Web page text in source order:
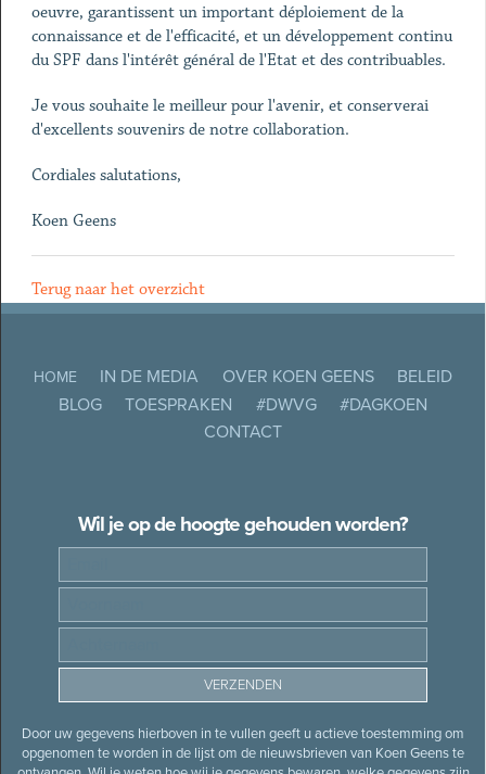
oeuvre, garantissent un important déploiement de la
connaissance et de l'efficacité, et un développement continu
du SPF dans l'intérêt général de l'Etat et des contribuables.
Je vous souhaite le meilleur pour l'avenir, et conserverai
d'excellents souvenirs de notre collaboration.
Cordiales salutations,
Koen Geens
Terug naar het overzicht
HOME IN DE MEDIA OVER KOEN GEENS
BELEID
BLOG
TOESPRAKEN #DWVG
#DAGKOEN
CONTACT
Wil je op de hoogte gehouden worden?
Door uw gegevens hierboven in te vullen geeft u actieve toestemming om
opgenomen te worden in de lijst om de nieuwsbrieven van Koen Geens te